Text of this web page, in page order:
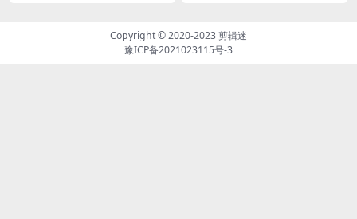
Copyright © 2020-2023剪辑迷
豫ICP备2021023115号-3